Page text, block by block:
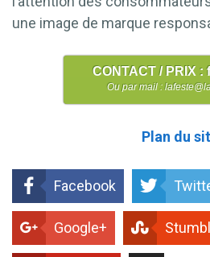
une image de marque
CONTACT / PRIX :
Ou par mail :
Plan du
Facebook
Google+